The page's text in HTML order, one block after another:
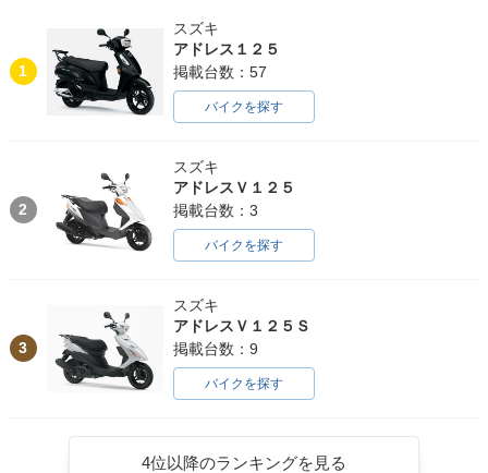
1
スズキ
アドレス１２５
掲載台数：57
バイクを探す
2
スズキ
アドレスＶ１２５
掲載台数：3
バイクを探す
3
スズキ
アドレスＶ１２５Ｓ
掲載台数：9
バイクを探す
4位以降のランキングを見る